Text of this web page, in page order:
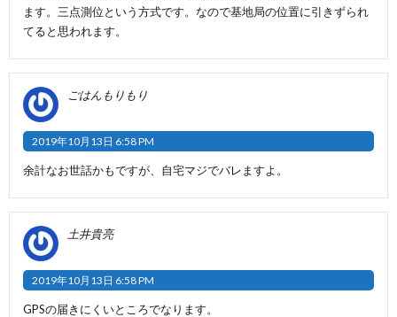
ます。三点測位という方式です。なので基地局の位置に引きずられ
てると思われます。
ごはんもりもり
2019年10月13日 6:58 PM
余計なお世話かもですが、自宅マジでバレますよ。
土井貴亮
2019年10月13日 6:58 PM
GPSの届きにくいところでなります。